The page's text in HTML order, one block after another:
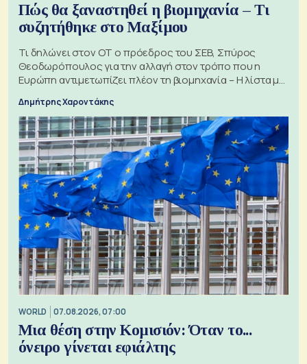
Πώς θα ξαναστηθεί η βιομηχανία – Τι
συζητήθηκε στο Μαξίμου
Τι δηλώνει στον ΟΤ ο πρόεδρος του ΣΕΒ, Σπύρος
Θεοδωρόπουλος για την αλλαγή στον τρόπο που η
Ευρώπη αντιμετωπίζει πλέον τη βιομηχανία – Η λίστα με
Δημήτρης Χαροντάκης
WORLD 07.08.2026, 07:00
Μια θέση στην Κομισιόν: Όταν το...
όνειρο γίνεται εφιάλτης